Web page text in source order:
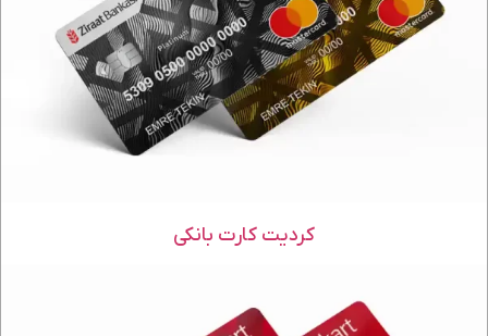
کردیت کارت بانکی